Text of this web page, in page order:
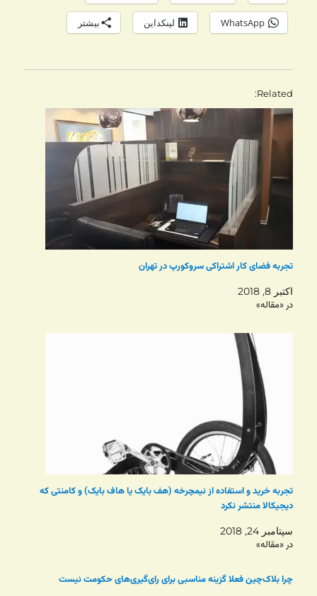
WhatsApp لینکداین بیشتر
Related
تجربه فضای کار اشتراکی سروکورپ در تهران
اکتبر 8, 2018
در «مقاله»
تجربه خرید و استفاده از نیمچرخه (هف بایک یا هاف بایک) و کامنتی که
دیجیکالا منتشر نکرد
سپتامبر 24, 2018
در «مقاله»
چرا بلاک‌چین فعلا گزینه‌ مناسبی برای رای‌گیری‌های حکومت‌ نیست